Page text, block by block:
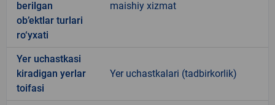
berilgan
ob’ektlar turlari
ro‘yxati
maishiy xizmat
Yer uchastkasi
kiradigan yerlar
toifasi
Yer uchastkalari (tadbirkorlik)